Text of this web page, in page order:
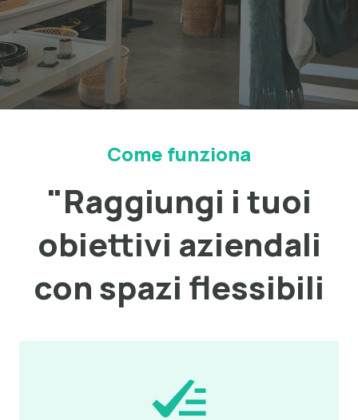
Come funziona
"Raggiungi i tuoi
obiettivi aziendali
con spazi flessibili